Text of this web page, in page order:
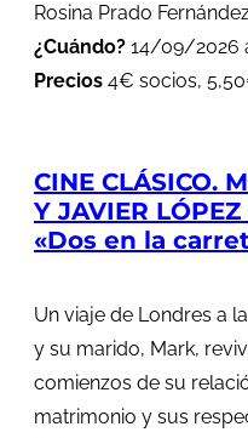
Rosina Prado
¿Cuándo? 14/09/2026
Precios 4€ socios,
CINE CLÁSICO.
Y JAVIER
«Dos en la
Un viaje de Londres a
y su marido, Mark,
comienzos de su
matrimonio y sus